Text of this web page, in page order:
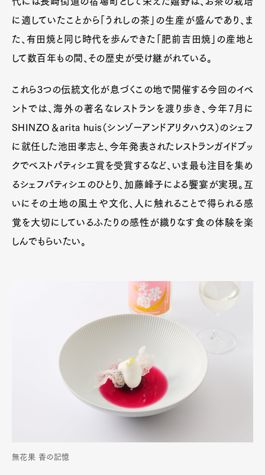
に適していたことから「うれしの茶」の生産が盛んであり、ま
た、有田焼と同じ時代を歩んできた「肥前吉田焼」の産地と
して数百年もの間、その歴史が受け継がれている。
これら3つの伝統文化が息づくこの地で開催する今回のイベ
ントでは、海外の著名なレストランを渡り歩き、今年7月に
SHINZO＆arita huis（シンゾーアンドアリタハウス）のシェフ
に就任した池田孝志と、今年発表されたレストランガイドブッ
クでベストパティシエ賞を受賞するなど、いま最も注目を集め
るシェフパティシエのひとり、加藤峰子による饗宴が実現。互
いにその土地の風土や文化、人に触れることで得られる感
覚を大切にしているふたりの感性が織りなす食の体験を楽
しんでもらいたい。
無花果 香の記憶